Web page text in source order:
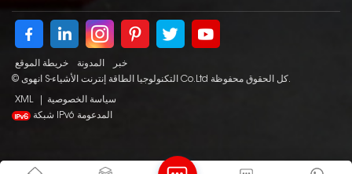
خريطة الموقع المدونة
خبر
© انهوى S-التكنولوجيا الطاقة إنترنت الأشياء Co.Ltd كل الحقوق محفوظة.
XML
سياسة الخصوصية
شبكة IPv6 المدعومة